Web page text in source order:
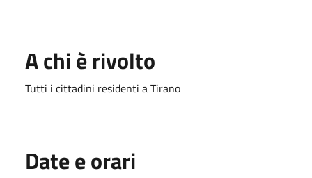
A chi è rivolto
Tutti i cittadini residenti a Tirano
Date e orari